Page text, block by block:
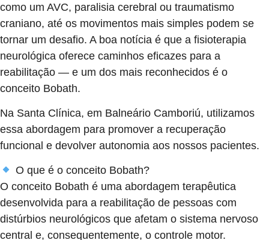
como um AVC, paralisia cerebral ou traumatismo
craniano, até os movimentos mais simples podem se
tornar um desafio. A boa notícia é que a fisioterapia
neurológica oferece caminhos eficazes para a
reabilitação — e um dos mais reconhecidos é o
conceito Bobath.
Na Santa Clínica, em Balneário Camboriú, utilizamos
essa abordagem para promover a recuperação
funcional e devolver autonomia aos nossos pacientes.
O que é o conceito Bobath?
O conceito Bobath é uma abordagem terapêutica
desenvolvida para a reabilitação de pessoas com
distúrbios neurológicos que afetam o sistema nervoso
central e, consequentemente, o controle motor.